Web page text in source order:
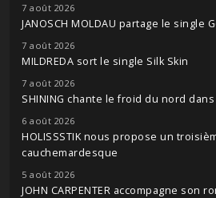
7 août 2026
JANOSCH MOLDAU partage le single
7 août 2026
MILDREDA sort le single Silk Skin
7 août 2026
SHINING chante le froid du nord
6 août 2026
HOLISSSTIK nous propose un
cauchemardesque
5 août 2026
JOHN CARPENTER accompagne son